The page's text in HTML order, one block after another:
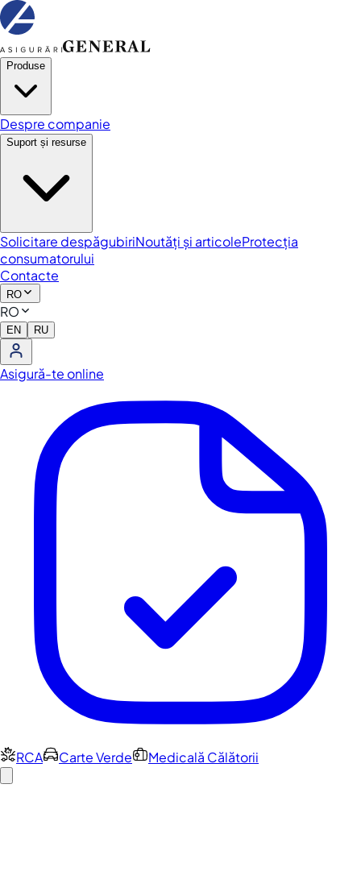
Produse
Despre companie
Suport și resurse
Solicitare despăgubiriNoutăți și articoleProtecția
consumatorului
Contacte
RO
RO
EN RU
Asigură-te online
RCA Carte Verde Medicală Călătorii